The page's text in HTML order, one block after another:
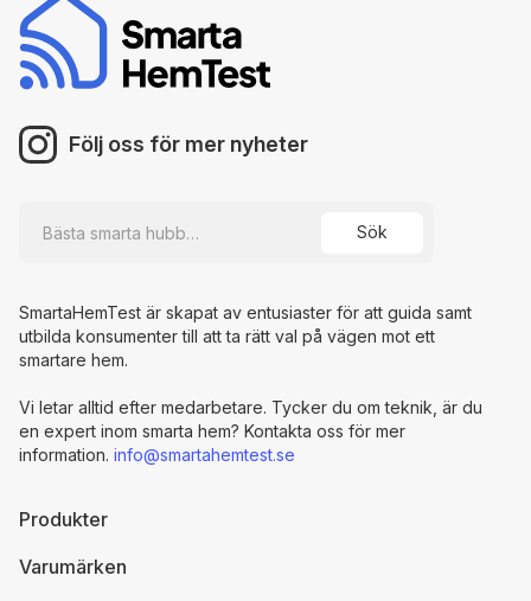
Produkter
Varumärken
Följ oss för mer nyheter
SmartaHemTest är skapat av entusiaster för att guida samt
utbilda konsumenter till att ta rätt val på vägen mot ett
smartare hem.
Vi letar alltid efter medarbetare. Tycker du om teknik, är du
en expert inom smarta hem? Kontakta oss för mer
information. info@smartahemtest.se